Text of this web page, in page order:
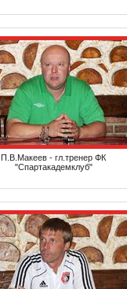
П.В.Макеев - гл.тренер ФК
"Спартакадемклуб"